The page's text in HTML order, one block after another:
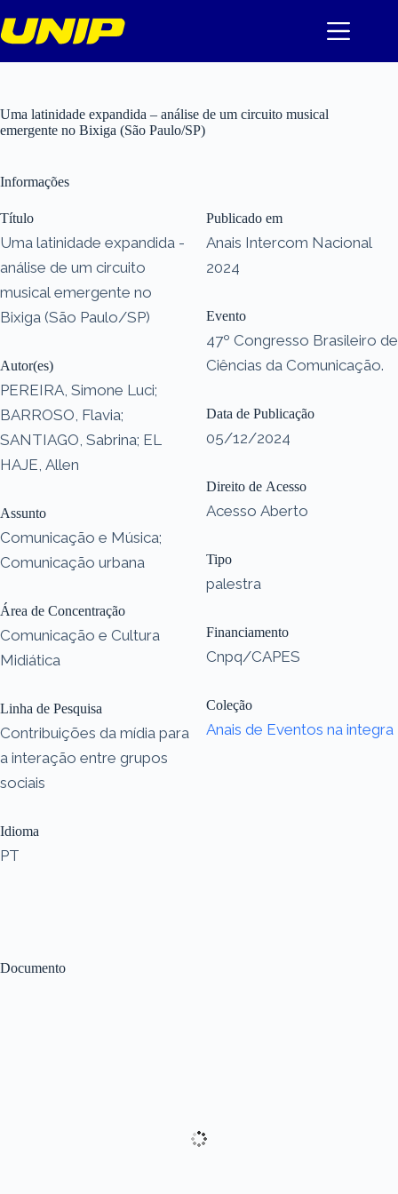
para
o
Uma latinidade expandida – análise de um circuito musical
emergente no Bixiga (São Paulo/SP)
Documento
Informações
Título
Uma latinidade expandida -
análise de um circuito
musical emergente no
Bixiga (São Paulo/SP)
Autor(es)
PEREIRA, Simone Luci;
BARROSO, Flavia;
SANTIAGO, Sabrina; EL
HAJE, Allen
Assunto
Comunicação e Música;
Comunicação urbana
Área de Concentração
Comunicação e Cultura
Midiática
Linha de Pesquisa
Contribuições da mídia para
a interação entre grupos
sociais
Idioma
PT
Publicado em
Anais Intercom Nacional
2024
Evento
47º Congresso Brasileiro de
Ciências da Comunicação.
Data de Publicação
05/12/2024
Direito de Acesso
Acesso Aberto
Tipo
palestra
Financiamento
Cnpq/CAPES
Coleção
Anais de Eventos na integra